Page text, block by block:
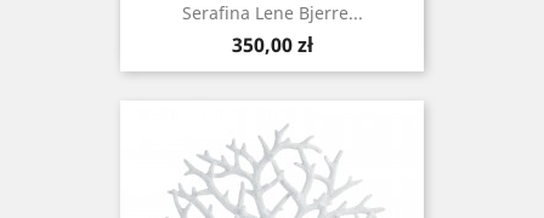
Serafina Lene Bjerre...
Cena
350,00 zł